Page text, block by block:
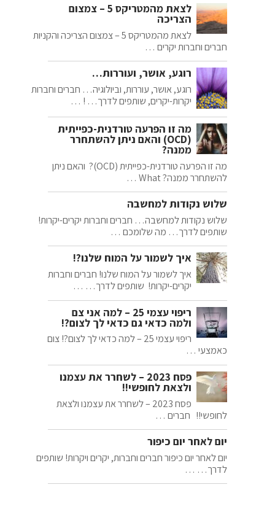
לצאת מהמטריקס 5 – צמצום
הצריכה
לצאת מהמטריקס 5 – צמצום הצריכה והקניות
חברים וחברות יקרים …
רוגע, אושר, ועוררות…
רוגע, אושר, עוררות, וביולוגיה… חברים וחברות
יקרות-יקרים, שותפים לדרך… ! …
מה זו הפרעה טורדנית-כפייתית
(OCD) והאם ניתן להשתחרר
ממנה?
מה זו הפרעה טורדנית-כפייתית (OCD)? והאם ניתן
להשתחרר ממנה? What …
שלוש נקודות למחשבה
שלוש נקודות למחשבה… חברים וחברות יקרים-יקרות!
שותפים לדרך… מה שלומכם …
איך לשמור על המוח שלנו?!
איך לשמור על המוח שלנו! חברים וחברות
יקרים-יקרות! שותפים לדרך… …
ריפוי עצמי 25 – למה אני צם
ולמה כדאי גם כדאי לך לצום?!
ריפוי עצמי 25 – למה כדאי לך לצום?! צום
כאמצעי …
פסח 2023 – לשחרר את עצמנו
ולצאת לחופשי!!
פסח 2023 – לשחרר את עצמנו ולצאת
לחופשי!! חברים …
יום לאחר יום כיפור
יום לאחר יום כיפור חברים וחברות, יקרים ויקרות! שותפים
לדרך… …